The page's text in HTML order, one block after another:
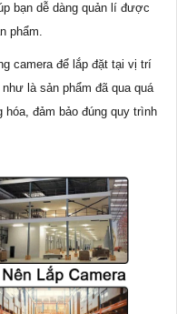
bạn dễ dàng quản lí được
phẩm.
camera để lắp đặt tại vị trí
là sản phẩm đã qua quá
đảm bảo đúng quy trình